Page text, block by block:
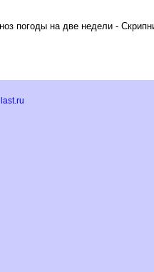
погоды на две недели -